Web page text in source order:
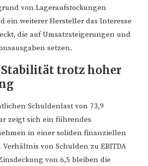
von Lageraufstockungen
ein weiterer Hersteller das Interesse
die auf Umsatzsteigerungen und
setzen.
trotz hoher
Schuldenlast von 73,9
zeigt sich ein führendes
in einer soliden finanziellen
von Schulden zu EBITDA
von 6,5 bleiben die